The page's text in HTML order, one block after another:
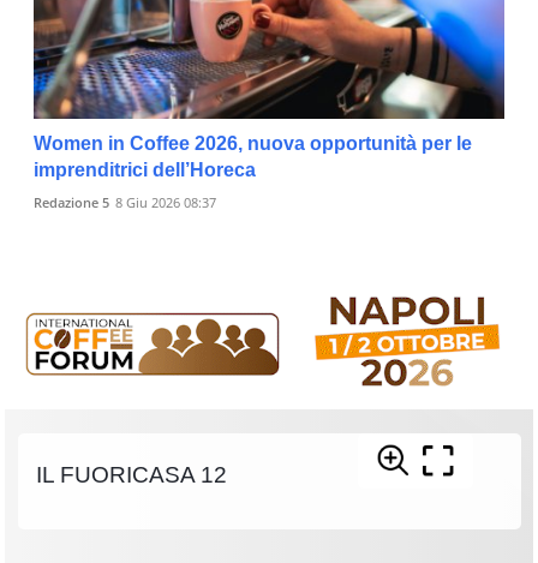
Women in Coffee 2026, nuova opportunità per le
imprenditrici dell’Horeca
Redazione 5 8 Giu 2026 08:37